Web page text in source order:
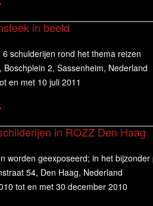
in beeld
6 schulderijen rond het thema reizen
Boschplein 2, Sassenheim, Nederland
en met 10 juli 2011
in ROZZ Den Haag
worden geexposeerd; in het
54, Den Haag, Nederland
tot en met 30 december 2010